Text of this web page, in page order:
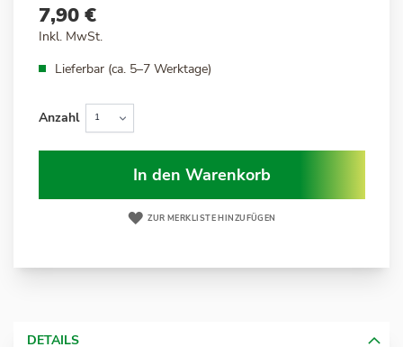
7,90 €
Inkl. MwSt.
Lieferbar (ca. 5–7 Werktage)
Anzahl
In den Warenkorb
ZUR MERKLISTE HINZUFÜGEN
DETAILS